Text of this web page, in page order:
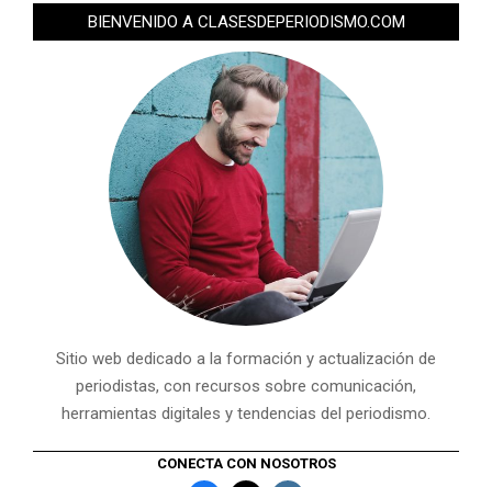
BIENVENIDO A CLASESDEPERIODISMO.COM
Sitio web dedicado a la formación y actualización de
periodistas, con recursos sobre comunicación,
herramientas digitales y tendencias del periodismo.
CONECTA CON NOSOTROS